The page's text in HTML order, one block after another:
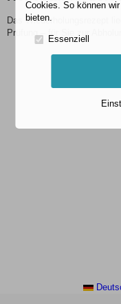
Das Wiederholungsrezept
Prüfung – für Sie zur
Cookies. So können
bieten.
Essenziell